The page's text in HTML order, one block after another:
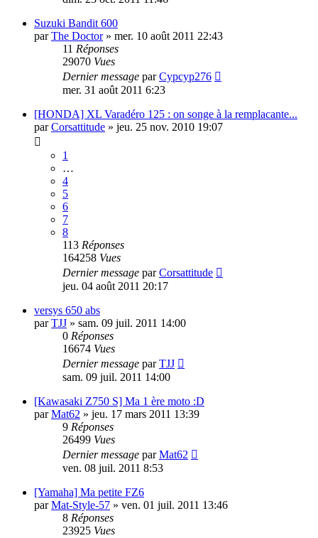
Suzuki Bandit 600
parThe Doctor» mer. 10 août 2011 22:43
11 Réponses
29070 Vues
Dernier message parCypcyp276
mer. 31 août 2011 6:23
[HONDA] XL Varadéro 125 : on songe à la remplacante...
parCorsattitude » jeu. 25 nov. 2010 19:07
1
…
4
5
6
7
8
113 Réponses
164258 Vues
Dernier message parCorsattitude
jeu. 04 août 2011 20:17
versys 650 abs
parTJJ » sam. 09 juil. 2011 14:00
0 Réponses
16674 Vues
Dernier message parTJJ
sam. 09 juil. 2011 14:00
[Kawasaki Z750 S] Ma 1 ère moto :D
parMat62 » jeu. 17 mars 2011 13:39
9 Réponses
26499 Vues
Dernier message parMat62
ven. 08 juil. 2011 8:53
[Yamaha] Ma petite FZ6
parMat-Style-57 » ven. 01 juil. 2011 13:46
8 Réponses
23925 Vues